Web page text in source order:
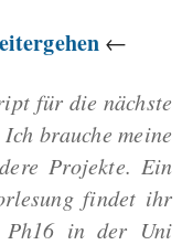
←
für die nächste
brauche meine
Projekte. Ein
findet ihr
in der Uni